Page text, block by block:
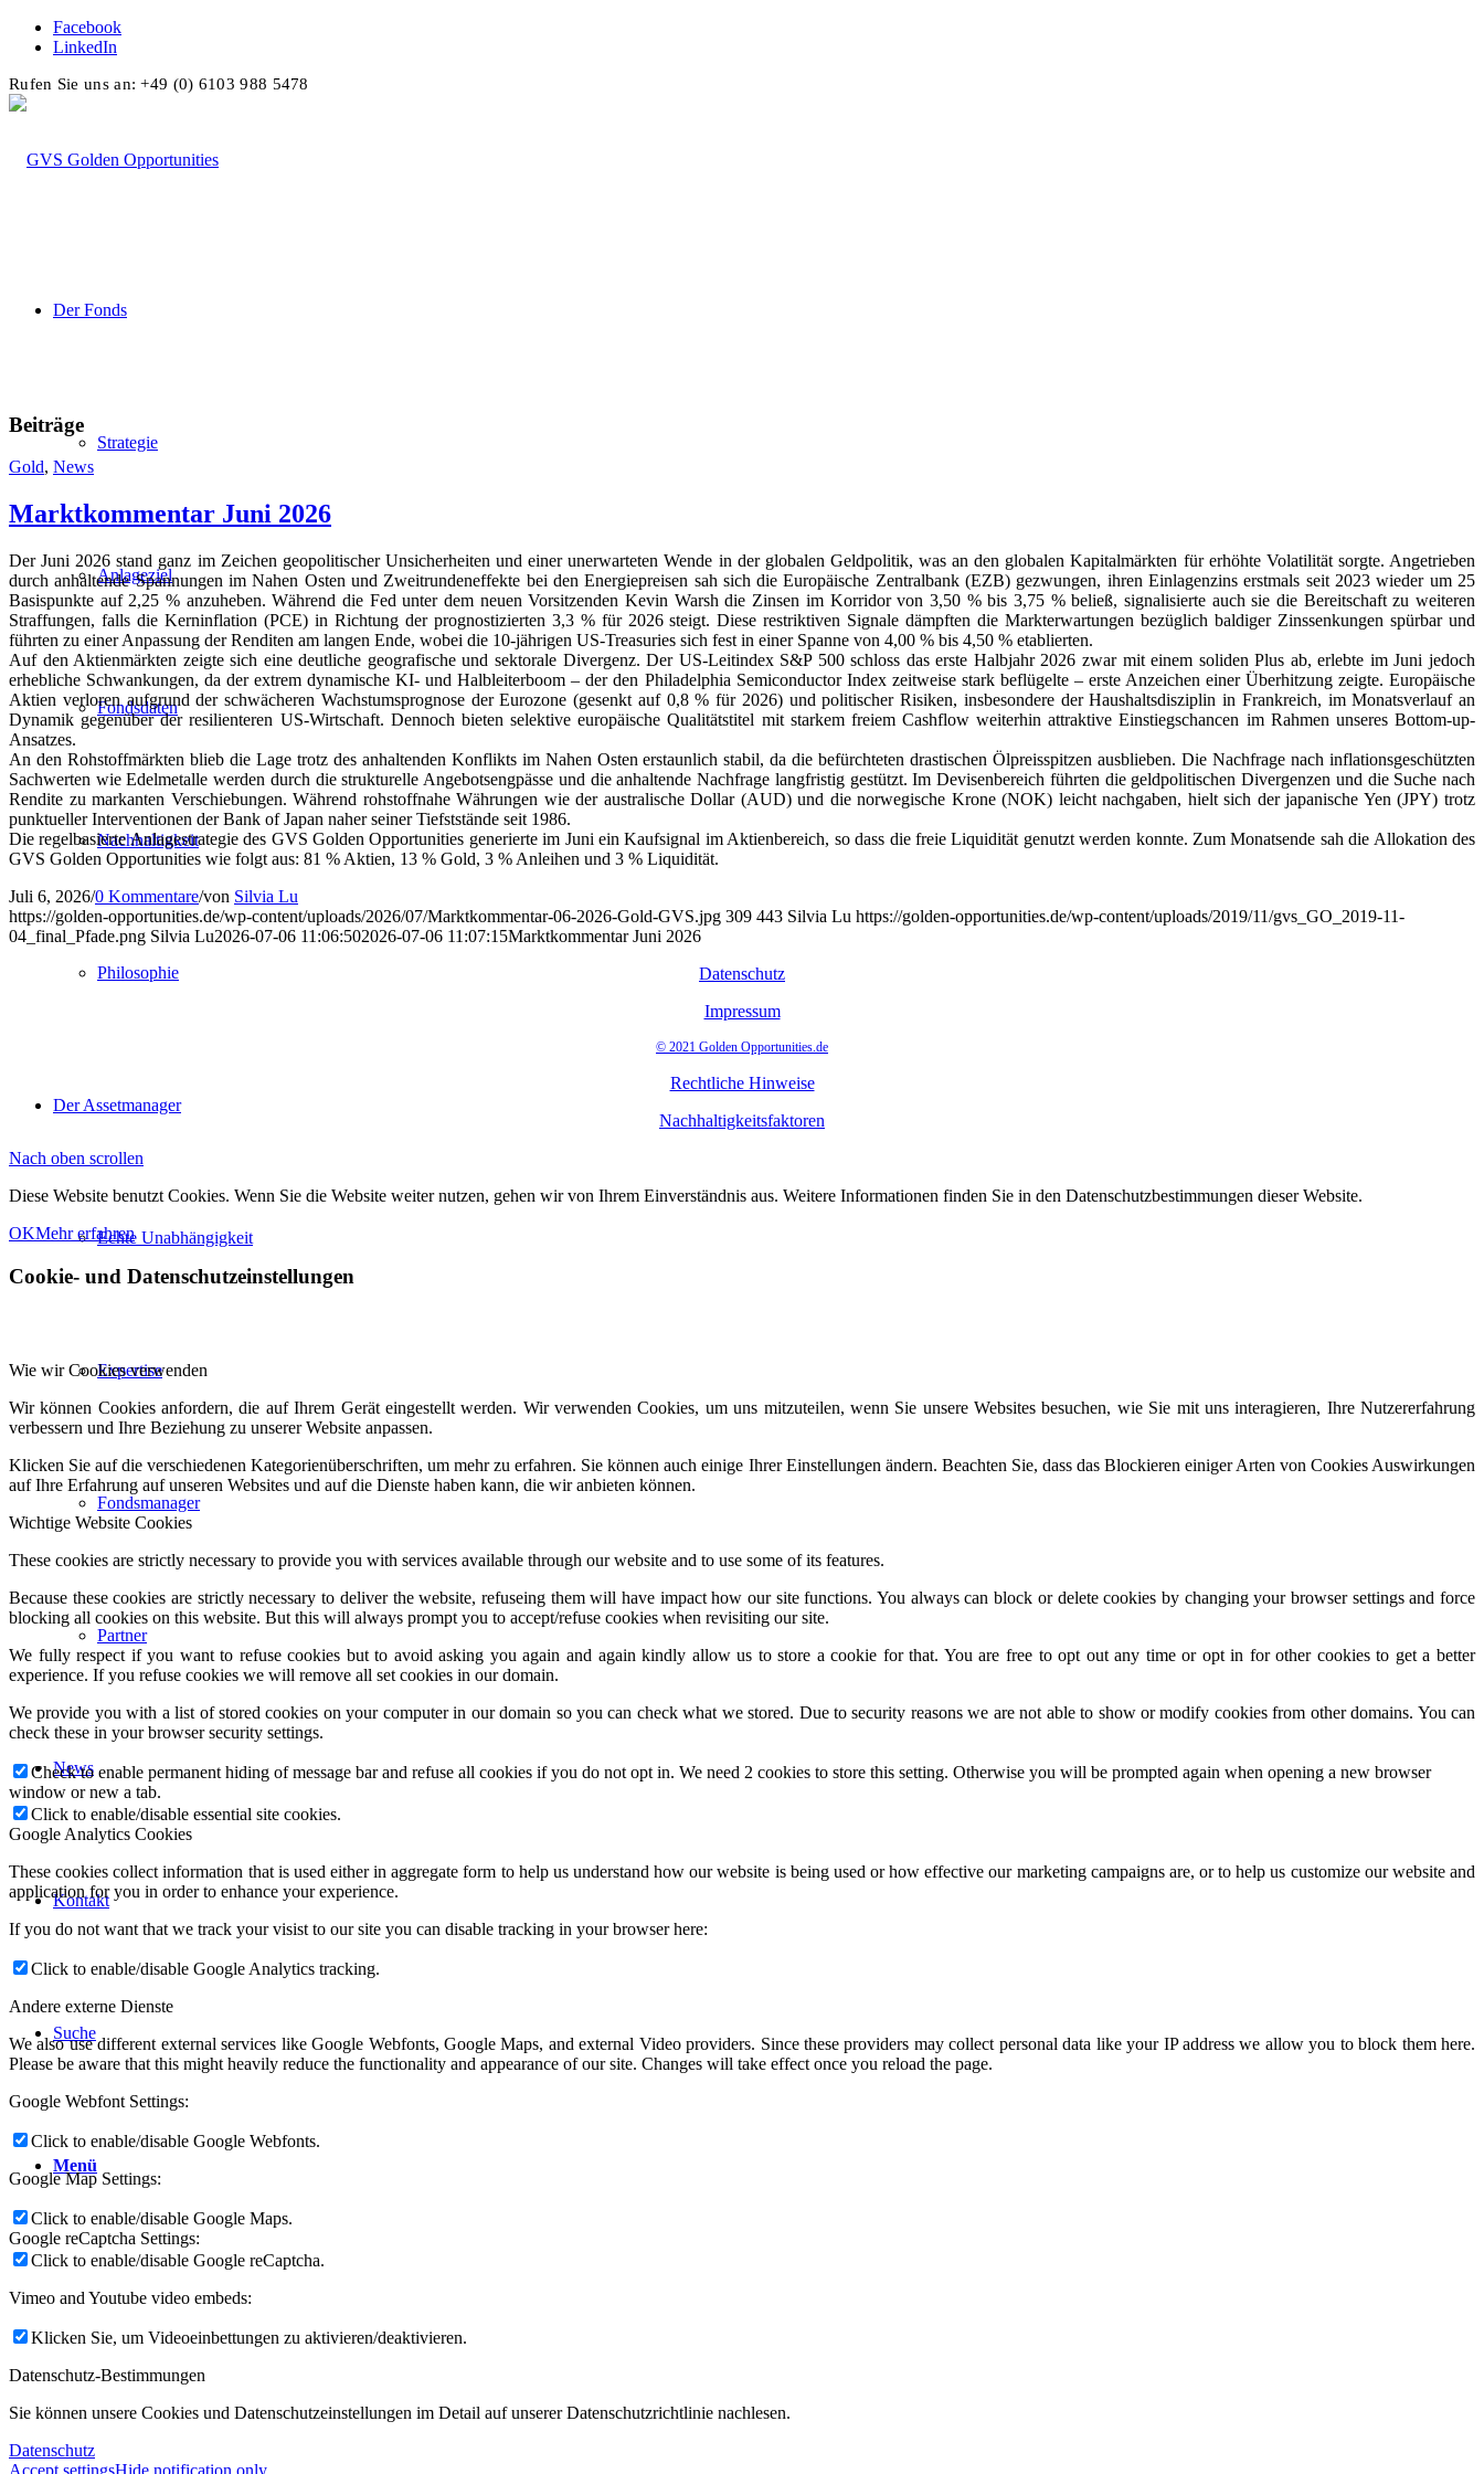
Facebook
LinkedIn
Rufen Sie uns an: +49 (0) 6103 988 5478
Der Fonds
Strategie
Anlageziel
Fondsdaten
Nachhaltigkeit
Philosophie
Der Assetmanager
Echte Unabhängigkeit
Expertise
Fondsmanager
Partner
News
Kontakt
Suche
Menü
Beiträge
Gold, News
Marktkommentar Juni 2026
Der Juni 2026 stand ganz im Zeichen geopolitischer Unsicherheiten und einer unerwarteten Wende in der globalen Geldpolitik, was an den globalen Kapitalmärkten für erhöhte Volatilität sorgte. Angetrieben
durch anhaltende Spannungen im Nahen Osten und Zweitrundeneffekte bei den Energiepreisen sah sich die Europäische Zentralbank (EZB) gezwungen, ihren Einlagenzins erstmals seit 2023 wieder um 25
Basispunkte auf 2,25 % anzuheben. Während die Fed unter dem neuen Vorsitzenden Kevin Warsh die Zinsen im Korridor von 3,50 % bis 3,75 % beließ, signalisierte auch sie die Bereitschaft zu weiteren
Straffungen, falls die Kerninflation (PCE) in Richtung der prognostizierten 3,3 % für 2026 steigt. Diese restriktiven Signale dämpften die Markterwartungen bezüglich baldiger Zinssenkungen spürbar und
führten zu einer Anpassung der Renditen am langen Ende, wobei die 10-jährigen US-Treasuries sich fest in einer Spanne von 4,00 % bis 4,50 % etablierten.
Auf den Aktienmärkten zeigte sich eine deutliche geografische und sektorale Divergenz. Der US-Leitindex S&P 500 schloss das erste Halbjahr 2026 zwar mit einem soliden Plus ab, erlebte im Juni jedoch
erhebliche Schwankungen, da der extrem dynamische KI- und Halbleiterboom – der den Philadelphia Semiconductor Index zeitweise stark beflügelte – erste Anzeichen einer Überhitzung zeigte. Europäische
Aktien verloren aufgrund der schwächeren Wachstumsprognose der Eurozone (gesenkt auf 0,8 % für 2026) und politischer Risiken, insbesondere der Haushaltsdisziplin in Frankreich, im Monatsverlauf an
Dynamik gegenüber der resilienteren US-Wirtschaft. Dennoch bieten selektive europäische Qualitätstitel mit starkem freiem Cashflow weiterhin attraktive Einstiegschancen im Rahmen unseres Bottom-up-
Ansatzes.
An den Rohstoffmärkten blieb die Lage trotz des anhaltenden Konflikts im Nahen Osten erstaunlich stabil, da die befürchteten drastischen Ölpreisspitzen ausblieben. Die Nachfrage nach inflationsgeschützten
Sachwerten wie Edelmetalle werden durch die strukturelle Angebotsengpässe und die anhaltende Nachfrage langfristig gestützt. Im Devisenbereich führten die geldpolitischen Divergenzen und die Suche nach
Rendite zu markanten Verschiebungen. Während rohstoffnahe Währungen wie der australische Dollar (AUD) und die norwegische Krone (NOK) leicht nachgaben, hielt sich der japanische Yen (JPY) trotz
punktueller Interventionen der Bank of Japan naher seiner Tiefststände seit 1986.
Die regelbasierte Anlagestrategie des GVS Golden Opportunities generierte im Juni ein Kaufsignal im Aktienbereich, so dass die freie Liquidität genutzt werden konnte. Zum Monatsende sah die Allokation des
GVS Golden Opportunities wie folgt aus: 81 % Aktien, 13 % Gold, 3 % Anleihen und 3 % Liquidität.
Juli 6, 2026/0 Kommentare/von Silvia Lu
https://golden-opportunities.de/wp-content/uploads/2026/07/Marktkommentar-06-2026-Gold-GVS.jpg 309 443 Silvia Lu https://golden-opportunities.de/wp-content/uploads/2019/11/gvs_GO_2019-11-
04_final_Pfade.png Silvia Lu2026-07-06 11:06:502026-07-06 11:07:15Marktkommentar Juni 2026
Datenschutz
Impressum
© 2021 Golden Opportunities.de
Rechtliche Hinweise
Nachhaltigkeitsfaktoren
Nach oben scrollen
Diese Website benutzt Cookies. Wenn Sie die Website weiter nutzen, gehen wir von Ihrem Einverständnis aus. Weitere Informationen finden Sie in den Datenschutzbestimmungen dieser Website.
OKMehr erfahren
Cookie- und Datenschutzeinstellungen
Wie wir Cookies verwenden
Wir können Cookies anfordern, die auf Ihrem Gerät eingestellt werden. Wir verwenden Cookies, um uns mitzuteilen, wenn Sie unsere Websites besuchen, wie Sie mit uns interagieren, Ihre Nutzererfahrung
verbessern und Ihre Beziehung zu unserer Website anpassen.
Klicken Sie auf die verschiedenen Kategorienüberschriften, um mehr zu erfahren. Sie können auch einige Ihrer Einstellungen ändern. Beachten Sie, dass das Blockieren einiger Arten von Cookies Auswirkungen
auf Ihre Erfahrung auf unseren Websites und auf die Dienste haben kann, die wir anbieten können.
Wichtige Website Cookies
These cookies are strictly necessary to provide you with services available through our website and to use some of its features.
Because these cookies are strictly necessary to deliver the website, refuseing them will have impact how our site functions. You always can block or delete cookies by changing your browser settings and force
blocking all cookies on this website. But this will always prompt you to accept/refuse cookies when revisiting our site.
We fully respect if you want to refuse cookies but to avoid asking you again and again kindly allow us to store a cookie for that. You are free to opt out any time or opt in for other cookies to get a better
experience. If you refuse cookies we will remove all set cookies in our domain.
We provide you with a list of stored cookies on your computer in our domain so you can check what we stored. Due to security reasons we are not able to show or modify cookies from other domains. You can
check these in your browser security settings.
Check to enable permanent hiding of message bar and refuse all cookies if you do not opt in. We need 2 cookies to store this setting. Otherwise you will be prompted again when opening a new browser
window or new a tab.
Click to enable/disable essential site cookies.
Google Analytics Cookies
These cookies collect information that is used either in aggregate form to help us understand how our website is being used or how effective our marketing campaigns are, or to help us customize our website and
application for you in order to enhance your experience.
If you do not want that we track your visist to our site you can disable tracking in your browser here:
Click to enable/disable Google Analytics tracking.
Andere externe Dienste
We also use different external services like Google Webfonts, Google Maps, and external Video providers. Since these providers may collect personal data like your IP address we allow you to block them here.
Please be aware that this might heavily reduce the functionality and appearance of our site. Changes will take effect once you reload the page.
Google Webfont Settings:
Click to enable/disable Google Webfonts.
Google Map Settings:
Click to enable/disable Google Maps.
Google reCaptcha Settings:
Click to enable/disable Google reCaptcha.
Vimeo and Youtube video embeds:
Klicken Sie, um Videoeinbettungen zu aktivieren/deaktivieren.
Datenschutz-Bestimmungen
Sie können unsere Cookies und Datenschutzeinstellungen im Detail auf unserer Datenschutzrichtlinie nachlesen.
Datenschutz
Accept settingsHide notification only